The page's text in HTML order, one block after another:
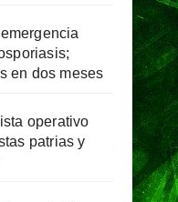
en dos meses
operativo
patrias y